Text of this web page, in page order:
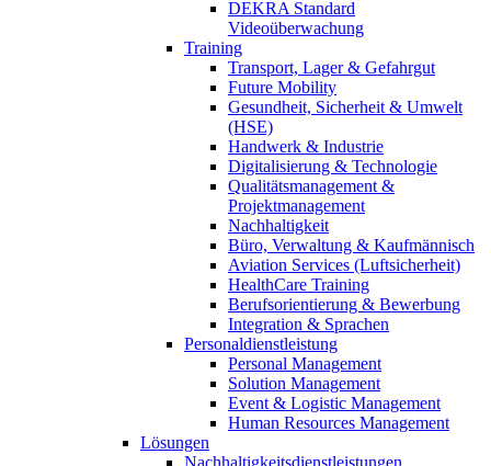
DEKRA Standard
Videoüberwachung
Training
Transport, Lager & Gefahrgut
Future Mobility
Gesundheit, Sicherheit & Umwelt
(HSE)
Handwerk & Industrie
Digitalisierung & Technologie
Qualitätsmanagement &
Projektmanagement
Nachhaltigkeit
Büro, Verwaltung & Kaufmännisch
Aviation Services (Luftsicherheit)
HealthCare Training
Berufsorientierung & Bewerbung
Integration & Sprachen
Personaldienstleistung
Personal Management
Solution Management
Event & Logistic Management
Human Resources Management
Lösungen
Nachhaltigkeitsdienstleistungen